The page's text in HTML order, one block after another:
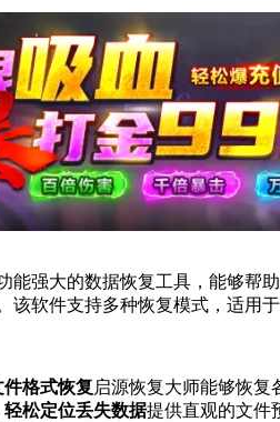
能强大的数据恢复工具，能够帮
该软件支持多种恢复模式，适用
格式恢复 启源恢复大师能够恢复
松定位丢失数据提供直观的文件